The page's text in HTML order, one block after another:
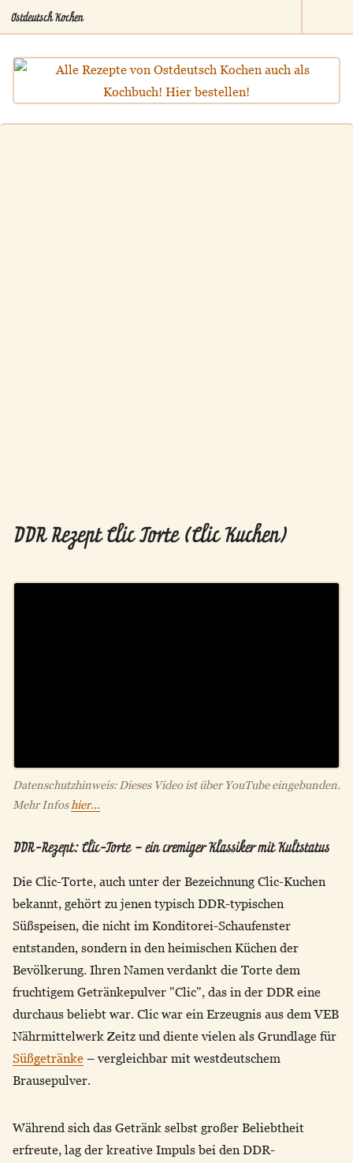
Ostdeutsch Kochen
DDR Rezept Clic Torte (Clic Kuchen)
Datenschutzhinweis: Dieses Video ist über YouTube eingebunden.
Mehr Infoshier...
DDR-Rezept: Clic-Torte – ein cremiger Klassiker mit Kultstatus
Die Clic-Torte, auch unter der Bezeichnung Clic-Kuchen
bekannt, gehört zu jenen typisch DDR-typischen
Süßspeisen, die nicht im Konditorei-Schaufenster
entstanden, sondern in den heimischen Küchen der
Bevölkerung. Ihren Namen verdankt die Torte dem
fruchtigem Getränkepulver "Clic", das in der DDR eine
durchaus beliebt war. Clic war ein Erzeugnis aus dem VEB
Nährmittelwerk Zeitz und diente vielen als Grundlage für
Süßgetränke – vergleichbar mit westdeutschem
Brausepulver.
Während sich das Getränk selbst großer Beliebtheit
erfreute, lag der kreative Impuls bei den DDR-